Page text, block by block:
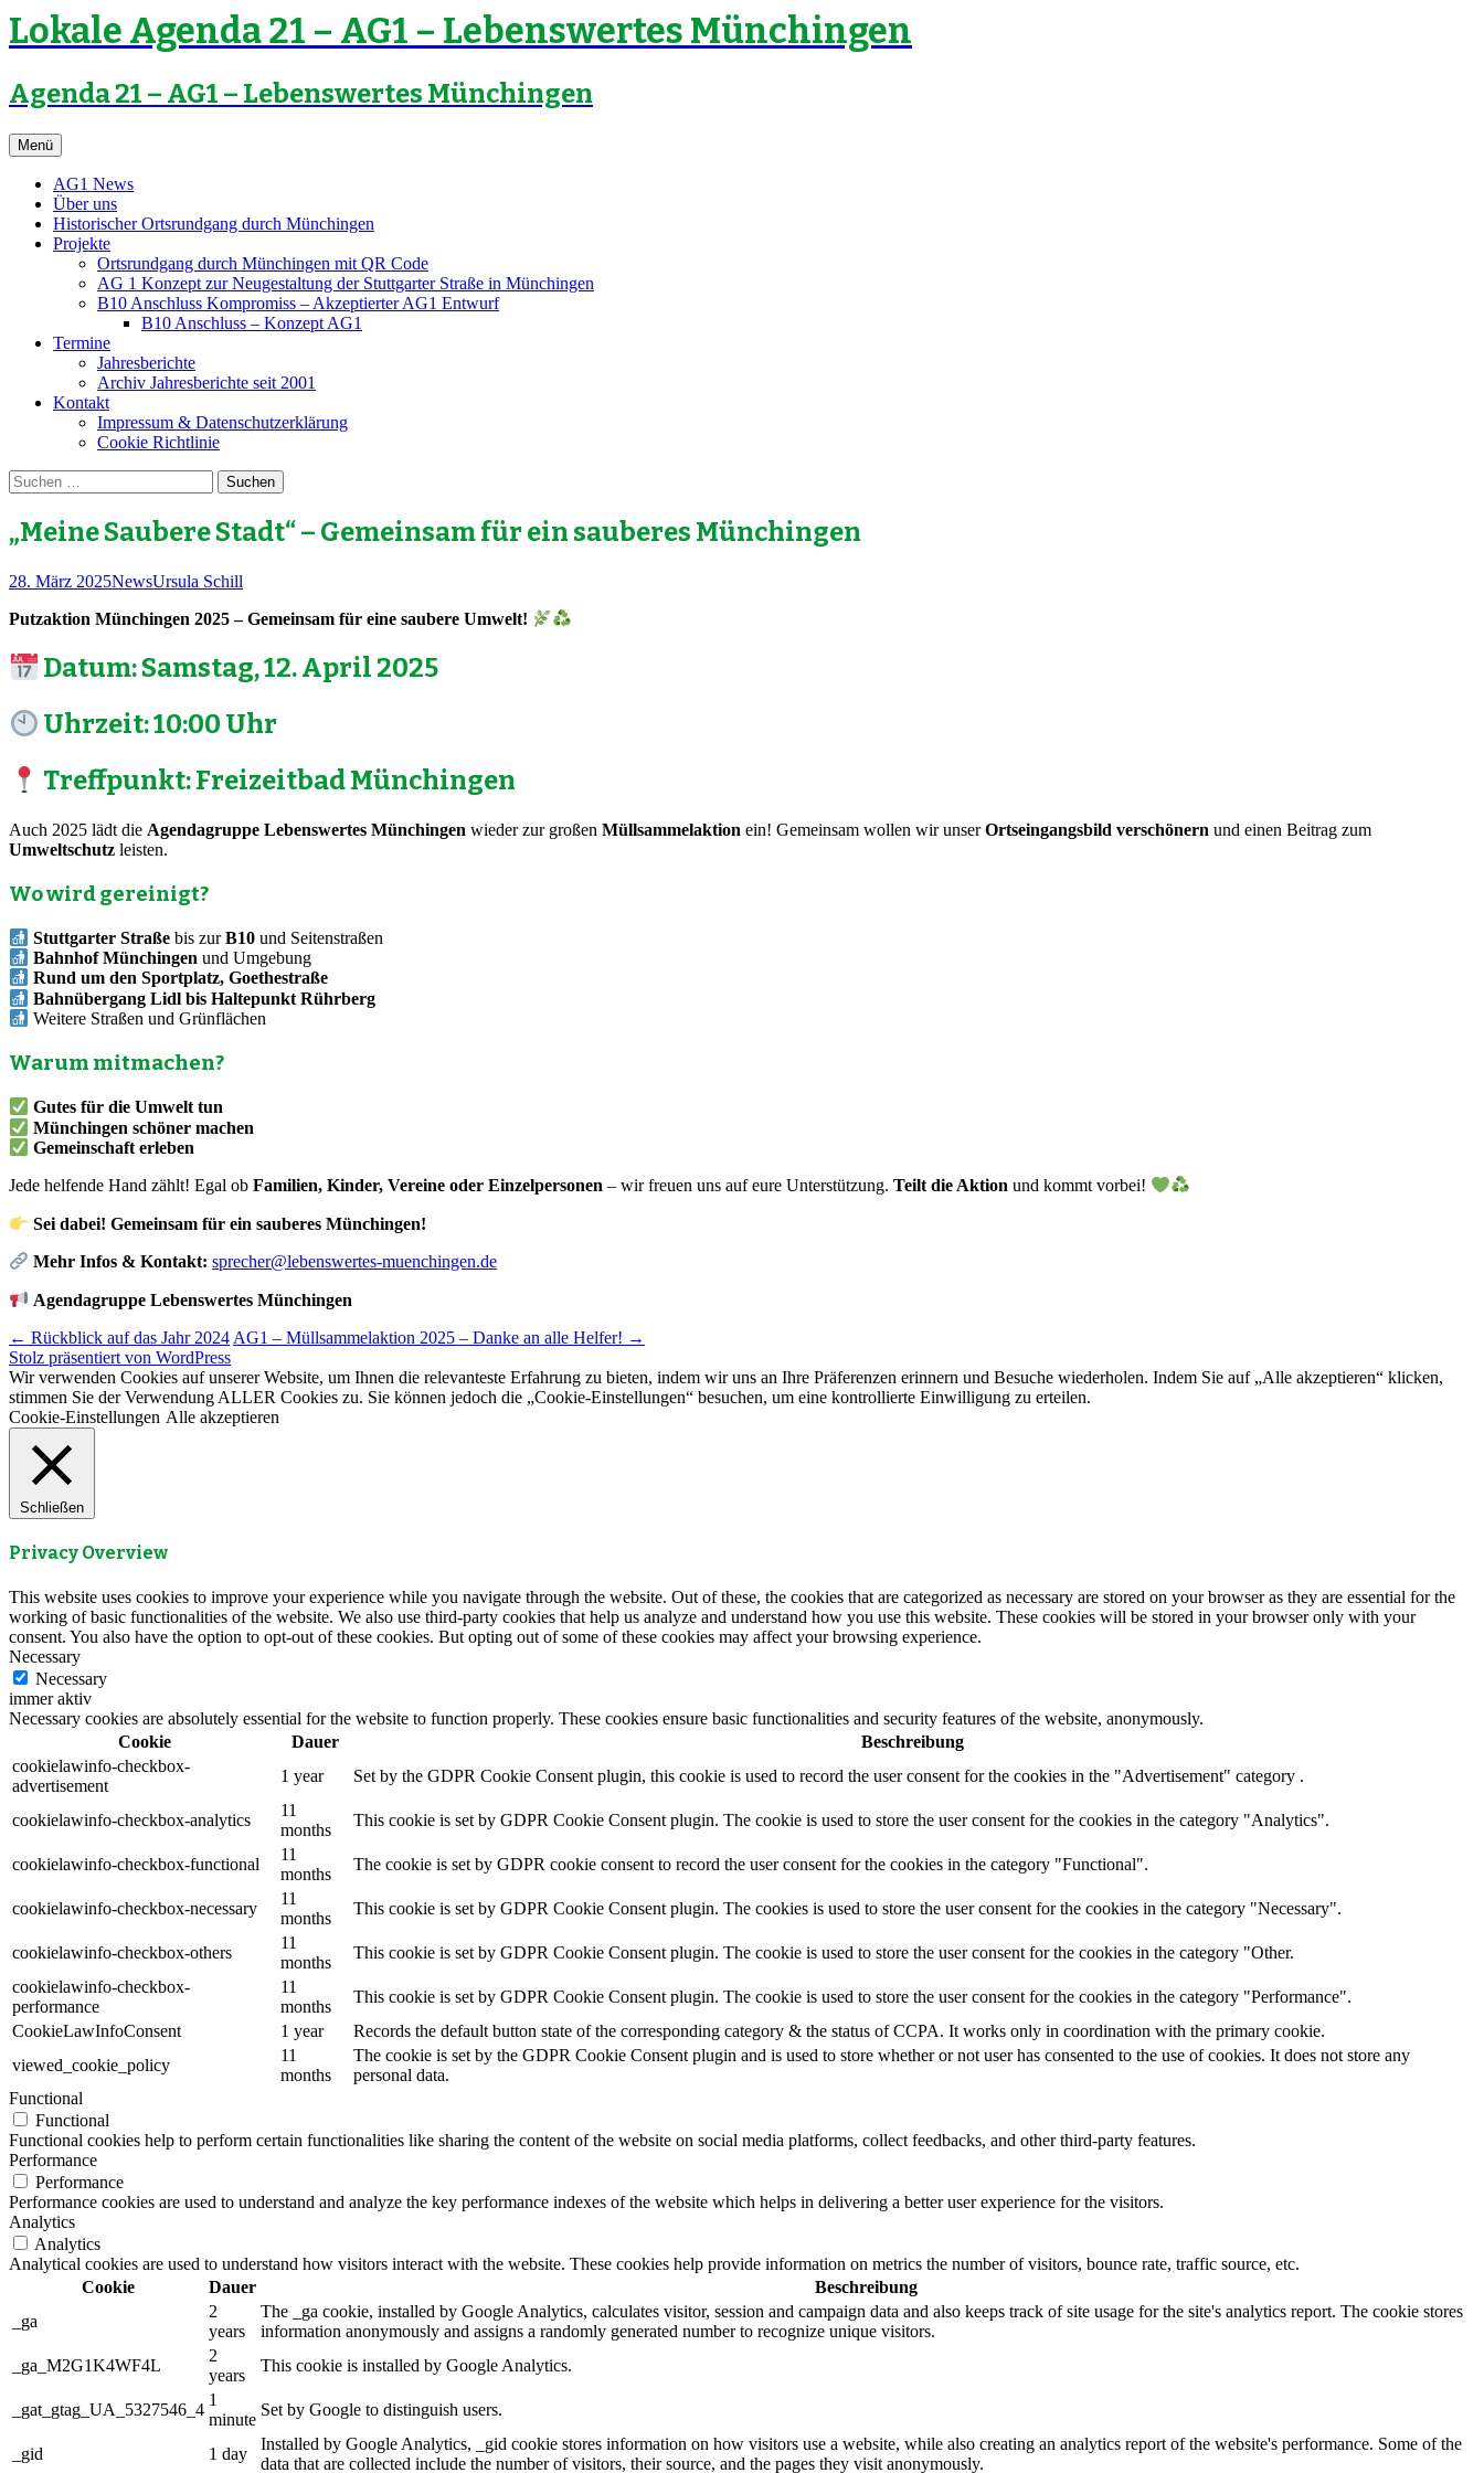
Lokale Agenda 21 – AG1 – Lebenswertes Münchingen
Agenda 21 – AG1 – Lebenswertes Münchingen
Menü Zum
Inhalt
springen
AG1 News
Über uns
Historischer Ortsrundgang durch Münchingen
Projekte
Ortsrundgang durch Münchingen mit QR Code
AG 1 Konzept zur Neugestaltung der Stuttgarter Straße in Münchingen
B10 Anschluss Kompromiss – Akzeptierter AG1 Entwurf
B10 Anschluss – Konzept AG1
Termine
Jahresberichte
Archiv Jahresberichte seit 2001
Kontakt
Impressum & Datenschutzerklärung
Cookie Richtlinie
Suchen
nach:
„Meine Saubere Stadt“ – Gemeinsam für ein sauberes Münchingen
28. März 2025NewsUrsula Schill
Putzaktion Münchingen 2025 – Gemeinsam für eine saubere Umwelt!
Datum: Samstag, 12. April 2025
Uhrzeit: 10:00 Uhr
Treffpunkt: Freizeitbad Münchingen
Auch 2025 lädt die Agendagruppe Lebenswertes Münchingen wieder zur großen Müllsammelaktion ein! Gemeinsam wollen wir unserOrtseingangsbild verschönern und einen Beitrag zum
Umweltschutz leisten.
Wo wird gereinigt?
Stuttgarter Straße bis zurB10 und Seitenstraßen
Bahnhof Münchingen und Umgebung
Rund um den Sportplatz, Goethestraße
Bahnübergang Lidl bis Haltepunkt Rührberg
Weitere Straßen und Grünflächen
Warum mitmachen?
Gutes für die Umwelt tun
Münchingen schöner machen
Gemeinschaft erleben
Jede helfende Hand zählt! Egal ob Familien, Kinder, Vereine oder Einzelpersonen – wir freuen uns auf eure Unterstützung. Teilt die Aktion und kommt vorbei!
Sei dabei! Gemeinsam für ein sauberes Münchingen!
Mehr Infos & Kontakt: sprecher@lebenswertes-muenchingen.de
Agendagruppe Lebenswertes Münchingen
Beitragsnavigation
← Rückblick auf das Jahr 2024 AG1 – Müllsammelaktion 2025 – Danke an alle Helfer! →
Stolz präsentiert von WordPress
Wir verwenden Cookies auf unserer Website, um Ihnen die relevanteste Erfahrung zu bieten, indem wir uns an Ihre Präferenzen erinnern und Besuche wiederholen. Indem Sie auf „Alle akzeptieren“ klicken,
stimmen Sie der Verwendung ALLER Cookies zu. Sie können jedoch die „Cookie-Einstellungen“ besuchen, um eine kontrollierte Einwilligung zu erteilen.
Cookie-Einstellungen Alle akzeptieren
Schließen
Privacy Overview
This website uses cookies to improve your experience while you navigate through the website. Out of these, the cookies that are categorized as necessary are stored on your browser as they are essential for the
working of basic functionalities of the website. We also use third-party cookies that help us analyze and understand how you use this website. These cookies will be stored in your browser only with your
consent. You also have the option to opt-out of these cookies. But opting out of some of these cookies may affect your browsing experience.
Necessary
Necessary
immer aktiv
Necessary cookies are absolutely essential for the website to function properly. These cookies ensure basic functionalities and security features of the website, anonymously.
Cookie
Dauer
Beschreibung
cookielawinfo-checkbox-
advertisement
1 year Set by the GDPR Cookie Consent plugin, this cookie is used to record the user consent for the cookies in the "Advertisement" category .
cookielawinfo-checkbox-analytics
11
months
This cookie is set by GDPR Cookie Consent plugin. The cookie is used to store the user consent for the cookies in the category "Analytics".
cookielawinfo-checkbox-functional
11
months
The cookie is set by GDPR cookie consent to record the user consent for the cookies in the category "Functional".
cookielawinfo-checkbox-necessary
11
months
This cookie is set by GDPR Cookie Consent plugin. The cookies is used to store the user consent for the cookies in the category "Necessary".
cookielawinfo-checkbox-others
11
months
This cookie is set by GDPR Cookie Consent plugin. The cookie is used to store the user consent for the cookies in the category "Other.
cookielawinfo-checkbox-
performance
11
months
This cookie is set by GDPR Cookie Consent plugin. The cookie is used to store the user consent for the cookies in the category "Performance".
CookieLawInfoConsent
1 year
Records the default button state of the corresponding category & the status of CCPA. It works only in coordination with the primary cookie.
viewed_cookie_policy
11
months
The cookie is set by the GDPR Cookie Consent plugin and is used to store whether or not user has consented to the use of cookies. It does not store any
personal data.
Functional
Functional
Functional cookies help to perform certain functionalities like sharing the content of the website on social media platforms, collect feedbacks, and other third-party features.
Performance
Performance
Performance cookies are used to understand and analyze the key performance indexes of the website which helps in delivering a better user experience for the visitors.
Analytics
Analytics
Analytical cookies are used to understand how visitors interact with the website. These cookies help provide information on metrics the number of visitors, bounce rate, traffic source, etc.
Cookie
Dauer
Beschreibung
_ga
2
years
The _ga cookie, installed by Google Analytics, calculates visitor, session and campaign data and also keeps track of site usage for the site's analytics report. The cookie stores
information anonymously and assigns a randomly generated number to recognize unique visitors.
_ga_M2G1K4WF4L
2
years
This cookie is installed by Google Analytics.
_gat_gtag_UA_5327546_4
1
minute
Set by Google to distinguish users.
_gid 1 day
Installed by Google Analytics, _gid cookie stores information on how visitors use a website, while also creating an analytics report of the website's performance. Some of the
data that are collected include the number of visitors, their source, and the pages they visit anonymously.